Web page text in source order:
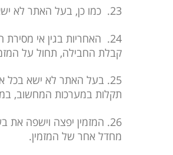
23. כמו כן, בעל האתר לא ישא בכל אחריות בגין אי קליטת הזמנה ו/או כל בעיה טכנית ו/או אחרת אשר בגינה לא יוכל המזמין לבצע את ההזמנה.
24. האחריות בגין אי
קבלת החבילה, תחול על
25. בעל האתר לא ישא בכל
תקלות במערכות המחשוב,
26. המזמין יפצה וישפה
מחדל אחר של המזמין.